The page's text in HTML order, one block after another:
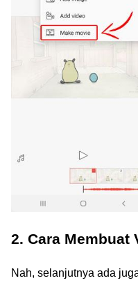
2. Cara Membuat
Nah, selanjutnya ada